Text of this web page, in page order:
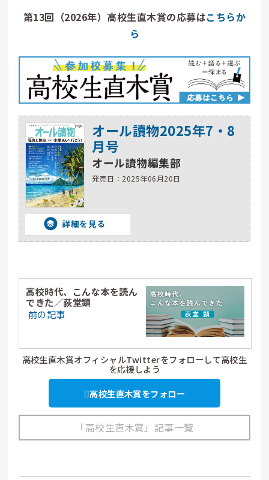
第13回（2026年）高校生直木賞の応募はこちらか
ら
オール讀物2025年7・8
月号
オール讀物編集部
発売日：2025年06月20日
詳細を見る
高校時代、こんな本を読ん
できた／荻堂顕
前の記事
高校生直木賞オフィシャルTwitterをフォローして高校生
を応援しよう
高校生直木賞をフォロー
「高校生直木賞」記事一覧